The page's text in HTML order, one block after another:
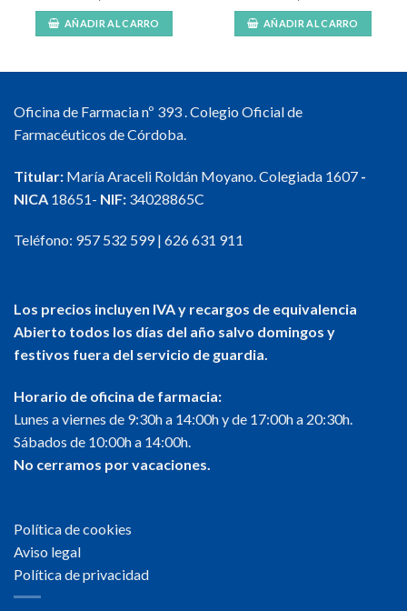
AÑADIR AL CARRO AÑADIR AL CARRO
Oficina de Farmacia nº 393 . Colegio Oficial de
Farmacéuticos de Córdoba.
Titular: María Araceli Roldán Moyano. Colegiada 1607 -
NICA 18651- NIF: 34028865C
Teléfono: 957 532 599| 626 631 911
Los precios incluyen IVA y recargos de equivalencia
Abierto todos los días del año salvo domingos y
festivos fuera del servicio de guardia.
Horario de oficina de farmacia:
Lunes a viernes de 9:30h a 14:00h y de 17:00h a 20:30h.
Sábados de 10:00h a 14:00h.
No cerramos por vacaciones.
Política de cookies
Aviso legal
Política de privacidad